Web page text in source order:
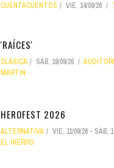
CUENTACUENTOS VIE, 14/08/26
'RAÍCES'
CLÁSICA SÁB, 19/09/26
MARTÍN
HEROFEST 2026
ALTERNATIVA VIE, 11/09/26 - SÁB,
EL HIERRO